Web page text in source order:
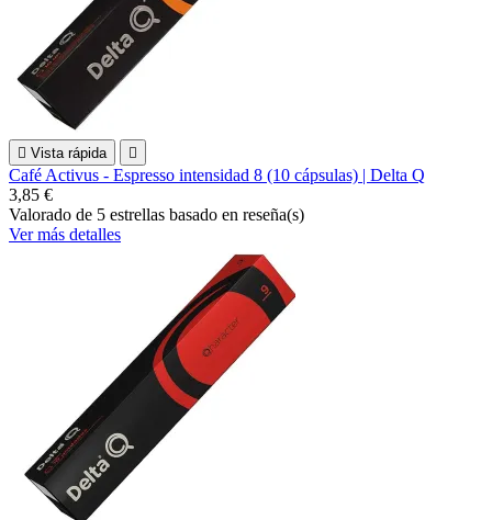
 Vista rápida 
Café Activus - Espresso intensidad 8 (10 cápsulas) | Delta Q
3,85 €
Valorado de 5 estrellas basado en reseña(s)
Ver más detalles